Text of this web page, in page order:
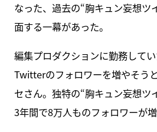
なった、過去の“胸キュン妄想ツ
面する一幕があった。
編集プロダクションに勤務して
Twitterのフォロワーを増やそう
セさん。独特の“胸キュン妄想ツ
3年間で8万人ものフォロワーが増